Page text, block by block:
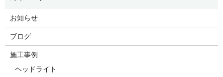
お知らせ
ブログ
施工事例
ヘッドライト